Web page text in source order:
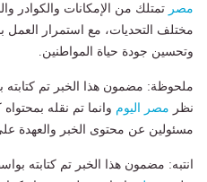
مصر تمتلك من الإمكانات والكوادر
مختلف التحديات، مع استمرار العمل
وتحسين جودة حياة المواطنين.
ملحوظة: مضمون هذا الخبر تم كتابته
نظر مصر اليوم وانما تم نقله
مسئولين عن محتوى الخبر والعهدة
انتبه: مضمون هذا الخبر تم كتابته